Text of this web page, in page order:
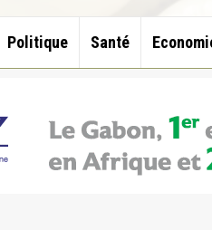
Politique Santé